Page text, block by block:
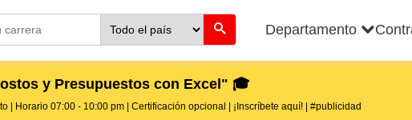
Departamento
y Presupuestos con Excel" 🎓
| Horario 07:00 - 10:00 pm | Certificación opcional | ¡Inscríbete aquí! | #publicidad